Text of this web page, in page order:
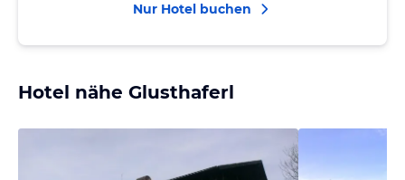
Nur Hotel buchen
Hotel nähe Glusthaferl